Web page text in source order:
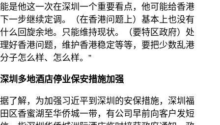
能是他这一次在深圳一个重要看点，他可能给香港
下一步继续定调。（在香港问题上）基本上也没有
什么回旋余地。只能维持现状。（要特区政府）处
理好香港问题，维护香港稳定等等，要把少数乱港
分子怎么样、怎么样。”
深圳多地酒店停业保安措施加强
据了解，为加强习近平到深圳的安保措施，深圳福
田区香蜜湖至华侨城一带，有公司早前向客户发短